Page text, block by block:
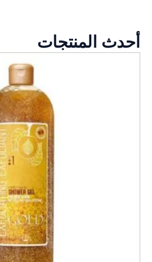
أحدث المنتجات